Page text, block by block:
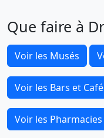
Que faire à
Voir les Musés
Voir les Bars et
Voir les Pharmacies